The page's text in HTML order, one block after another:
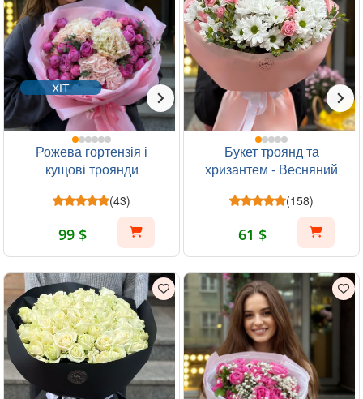
ХІТ
Рожева гортензія і
кущові троянди
(43)
99 $
Букет троянд та
хризантем - Весняний
(158)
61 $